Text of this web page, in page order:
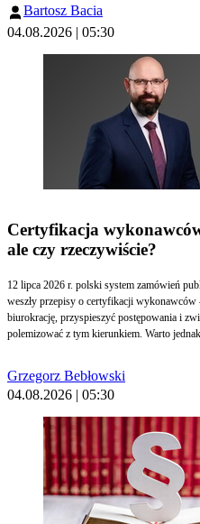
dopuszcza nałożenie na niego odrębnej
samej jednostce. W większych urzędach
przekroczeniu progu zatrudnienia urząd
pełnym reżimem środków zarządzania
Bartosz Bacia
04.08.2026 | 05:30
Certyfikacja
ale czy rzeczywiście?
12 lipca 2026 r. polski system zamówień
weszły przepisy o certyfikacji wykonawców
biurokrację, przyspieszyć postępowania i
polemizować z tym kierunkiem. Warto
Grzegorz Bebłowski
04.08.2026 | 05:30